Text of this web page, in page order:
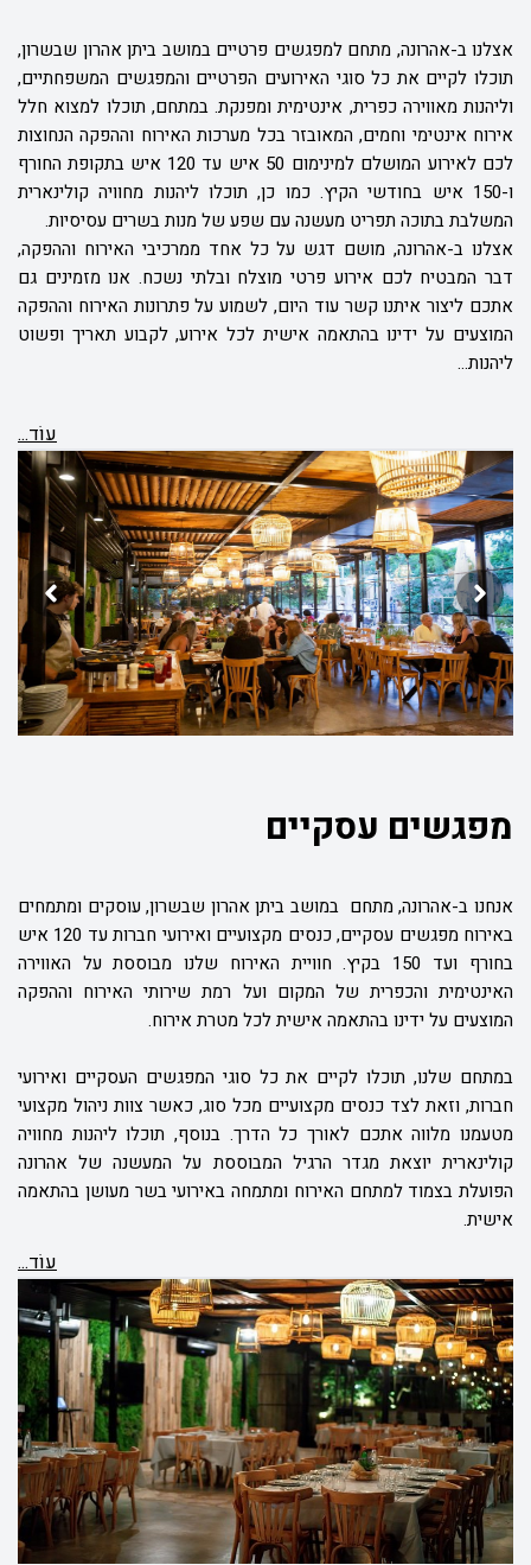
אצלנו ב-אהרונה, מתחם למפגשים פרטיים במושב ביתן אהרון שבשרון,
תוכלו לקיים את כל סוגי האירועים הפרטיים והמפגשים המשפחתיים,
וליהנות מאווירה כפרית, אינטימית ומפנקת. במתחם, תוכלו למצוא חלל
אירוח אינטימי וחמים, המאובזר בכל מערכות האירוח וההפקה הנחוצות
לכם לאירוע המושלם למינימום 50 איש עד 120 איש בתקופת החורף
ו-150 איש בחודשי הקיץ. כמו כן, תוכלו ליהנות מחוויה קולינארית
המשלבת בתוכה תפריט מעשנה עם שפע של מנות בשרים עסיסיות.
אצלנו ב-אהרונה, מושם דגש על כל אחד ממרכיבי האירוח וההפקה,
דבר המבטיח לכם אירוע פרטי מוצלח ובלתי נשכח. אנו מזמינים גם
אתכם ליצור איתנו קשר עוד היום, לשמוע על פתרונות האירוח וההפקה
המוצעים על ידינו בהתאמה אישית לכל אירוע, לקבוע תאריך ופשוט
ליהנות...
עוֹד...
מפגשים עסקיים
אנחנו ב-אהרונה, מתחם במושב ביתן אהרון שבשרון, עוסקים ומתמחים
באירוח מפגשים עסקיים, כנסים מקצועיים ואירועי חברות עד 120 איש
בחורף ועד 150 בקיץ. חוויית האירוח שלנו מבוססת על האווירה
האינטימית והכפרית של המקום ועל רמת שירותי האירוח וההפקה
המוצעים על ידינו בהתאמה אישית לכל מטרת אירוח.
במתחם שלנו, תוכלו לקיים את כל סוגי המפגשים העסקיים ואירועי
חברות, וזאת לצד כנסים מקצועיים מכל סוג, כאשר צוות ניהול מקצועי
מטעמנו מלווה אתכם לאורך כל הדרך. בנוסף, תוכלו ליהנות מחוויה
קולינארית יוצאת מגדר הרגיל המבוססת על המעשנה של אהרונה
הפועלת בצמוד למתחם האירוח ומתמחה באירועי בשר מעושן בהתאמה
אישית.
עוֹד...